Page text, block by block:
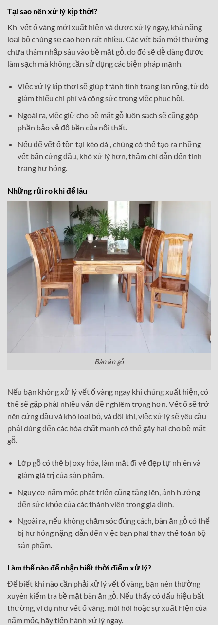
Tại sao nên xử lý kịp thời?
Khi vết ố vàng mới xuất hiện và được xử lý ngay, khả năng
loại bỏ chúng sẽ cao hơn rất nhiều. Các vết bẩn mới thường
chưa thâm nhập sâu vào bề mặt gỗ, do đó sẽ dễ dàng được
làm sạch mà không cần sử dụng các biện pháp mạnh.
Việc xử lý kịp thời sẽ giúp tránh tình trạng lan rộng, từ đó
giảm thiểu chi phí và công sức trong việc phục hồi.
Ngoài ra, việc giữ cho bề mặt gỗ luôn sạch sẽ cũng góp
phần bảo vệ độ bền của nội thất.
Nếu để vết ố tồn tại kéo dài, chúng có thể tạo ra những
vết bẩn cứng đầu, khó xử lý hơn, thậm chí dẫn đến tình
trạng hư hỏng.
Những rủi ro khi để lâu
Bàn ăn gỗ
Nếu bạn không xử lý vết ố vàng ngay khi chúng xuất hiện, có
thể sẽ gặp phải nhiều vấn đề nghiêm trọng hơn. Vết ố sẽ trở
nên cứng đầu và khó loại bỏ, và đôi khi, việc xử lý sẽ yêu cầu
phải dùng đến các hóa chất mạnh có thể gây hại cho bề mặt
gỗ.
Lớp gỗ có thể bị oxy hóa, làm mất đi vẻ đẹp tự nhiên và
giảm giá trị của sản phẩm.
Nguy cơ nấm mốc phát triển cũng tăng lên, ảnh hưởng
đến sức khỏe của các thành viên trong gia đình.
Ngoài ra, nếu không chăm sóc đúng cách, bàn ăn gỗ có thể
bị hư hỏng nặng, dẫn đến việc bạn phải thay thế toàn bộ
sản phẩm.
Làm thế nào để nhận biết thời điểm xử lý?
Để biết khi nào cần phải xử lý vết ố vàng, bạn nên thường
xuyên kiểm tra bề mặt bàn ăn gỗ. Nếu thấy có dấu hiệu bất
thường, ví dụ như vết ố vàng, mùi hôi hoặc sự xuất hiện của
nấm mốc, hãy tiến hành xử lý ngay.